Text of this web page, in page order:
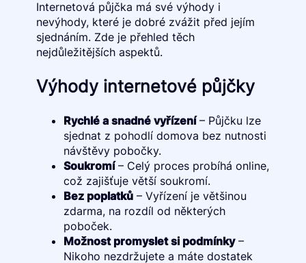
Internetová půjčka má své výhody i
nevýhody, které je dobré zvážit před jejím
sjednáním. Zde je přehled těch
nejdůležitějších aspektů.
Výhody internetové půjčky
Rychlé a snadné vyřízení– Půjčku lze
sjednat z pohodlí domova bez nutnosti
návštěvy pobočky.
Soukromí– Celý proces probíhá online,
což zajišťuje větší soukromí.
Bez poplatků– Vyřízení je většinou
zdarma, na rozdíl od některých
poboček.
Možnost promyslet si podmínky–
Nikoho nezdržujete a máte dostatek